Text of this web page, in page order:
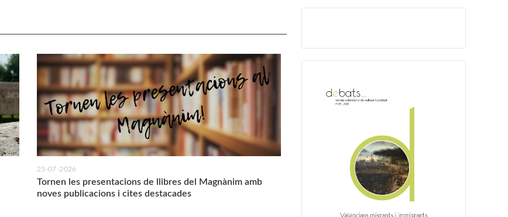
23-07-2026
Tornen les presentacions de llibres del Magnànim amb
noves publicacions i cites destacades